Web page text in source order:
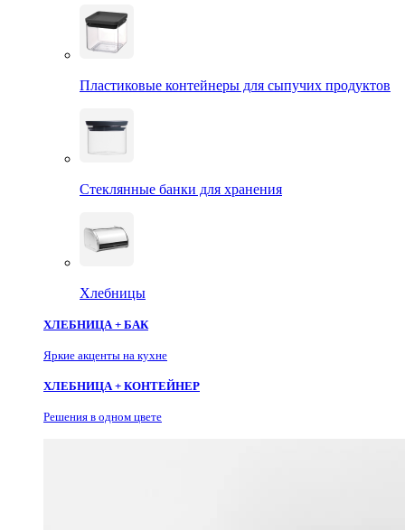
Пластиковые контейнеры для сыпучих продуктов
Стеклянные банки для хранения
Хлебницы
ХЛЕБНИЦА + БАК
Яркие акценты на кухне
ХЛЕБНИЦА + КОНТЕЙНЕР
Решения в одном цвете